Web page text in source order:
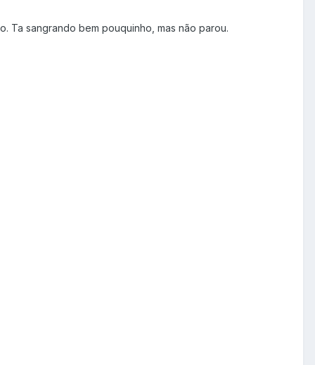
Ta sangrando bem pouquinho, mas não parou.